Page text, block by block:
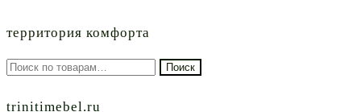
территория комфорта
Искать: Поиск
trinitimebel.ru